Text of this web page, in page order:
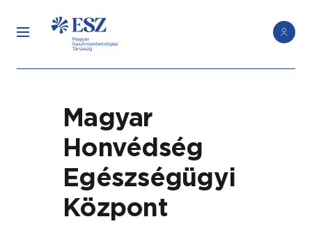
Magyar
Honvédség
Egészségügyi
Központ